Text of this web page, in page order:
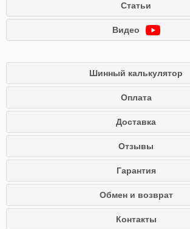
Статьи
Видео
Шинный калькулятор
Оплата
Доставка
Отзывы
Гарантия
Обмен и возврат
Контакты